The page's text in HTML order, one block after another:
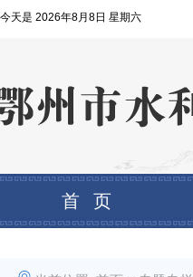
今天是 2026年8月8日 星期六
首 页